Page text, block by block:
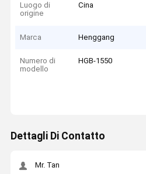
Luogo di
origine
Cina
Marca Henggang
Numero di
modello
HGB-1550
Dettagli Di Contatto
Mr. Tan